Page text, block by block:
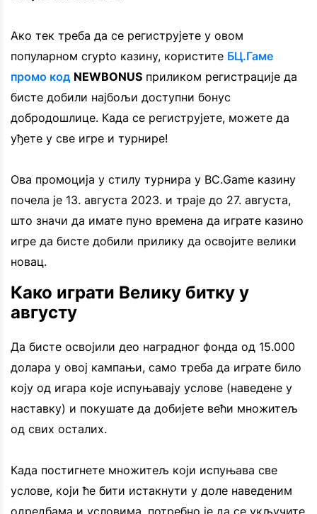
Ако тек треба да се региструјете у овом
популарном crypto казину, користите БЦ.Гаме
промо код NEWBONUS приликом регистрације да
бисте добили најбољи доступни бонус
добродошлице. Када се региструјете, можете да
уђете у све игре и турнире!
Ова промоција у стилу турнира у BC.Game казину
почела је 13. августа 2023. и траје до 27. августа,
што значи да имате пуно времена да играте казино
игре да бисте добили прилику да освојите велики
новац.
Како играти Велику битку у
августу
Да бисте освојили део наградног фонда од 15.000
долара у овој кампањи, само треба да играте било
коју од игара које испуњавају услове (наведене у
наставку) и покушате да добијете већи множитељ
од свих осталих.
Када постигнете множитељ који испуњава све
услове, који ће бити истакнути у доле наведеним
одредбама и условима, потребно је да се укључите